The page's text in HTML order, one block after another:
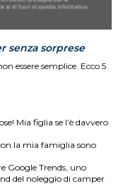
senza sorprese
essere semplice. Ecco 5
Mia figlia se l’è davvero
la mia famiglia sono
Google Trends, uno
del noleggio di camper